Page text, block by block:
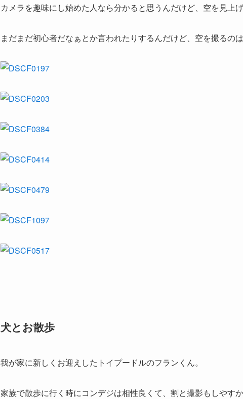
カメラを趣味にし始めた人なら分かると思うんだけど、空を見上
まだまだ初心者だなぁとか言われたりするんだけど、空を撮るのは
犬とお散歩
我が家に新しくお迎えしたトイプードルのフランくん。
家族で散歩に行く時にコンデジは相性良くて、割と撮影もしやすか